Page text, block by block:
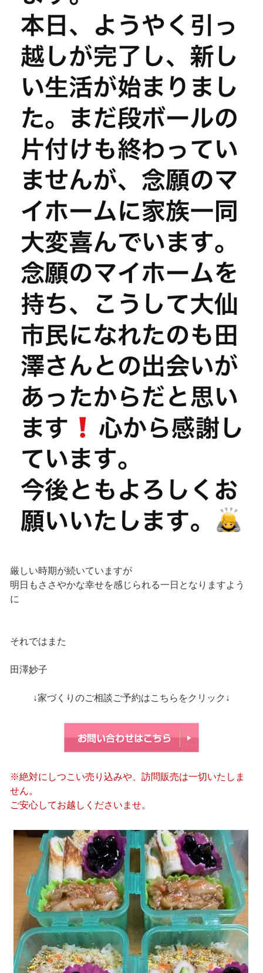
厳しい時期が続いていますが
明日もささやかな幸せを感じられる一日となりますよう
に
それではまた
田澤妙子
↓家づくりのご相談ご予約はこちらをクリック↓
※絶対にしつこい売り込みや、訪問販売は一切いたしま
せん。
ご安心してお越しくださいませ。